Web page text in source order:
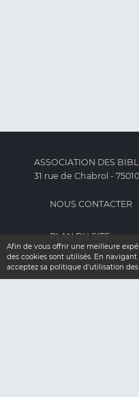
Afin de vous offrir une meilleure
des cookies sont utilisés. En
acceptez sa politique d'utilisation des
ASSOCIATION DES
31 rue de Chabrol -
NOUS CONTACTER
PLAN DU SITE